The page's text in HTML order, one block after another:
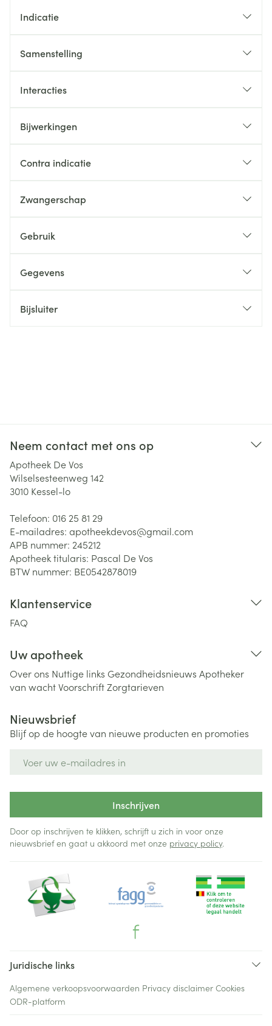
Indicatie
Samenstelling
Interacties
Bijwerkingen
Contra indicatie
Zwangerschap
Gebruik
Gegevens
Bijsluiter
Neem contact met ons op
Apotheek De Vos
Wilselsesteenweg 142
3010 Kessel-lo
Telefoon: 016 25 81 29
E-mailadres: apotheekdevos@gmail.com
APB nummer: 245212
Apotheek titularis: Pascal De Vos
BTW nummer: BE0542878019
Klantenservice
FAQ
Uw apotheek
Over ons Nuttige links Gezondheidsnieuws Apotheker
van wachtVoorschriftZorgtarieven
Nieuwsbrief
Blijf op de hoogte van nieuwe producten en promoties
Inschrijven
Door op inschrijven te klikken, schrijft u zich in voor onze
nieuwsbrief en gaat u akkoord met onze privacy policy.
Juridische links
Algemene verkoopsvoorwaarden Privacy disclaimer Cookies
ODR-platform